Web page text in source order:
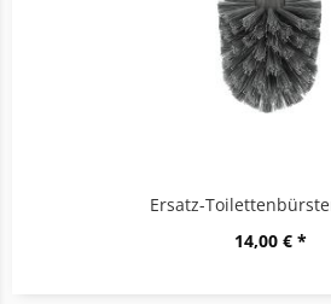
Ersatz-
14,00 € *